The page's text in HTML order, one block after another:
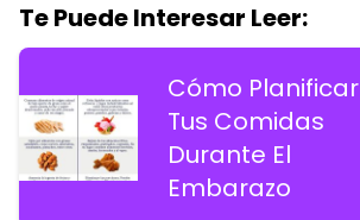
Te Puede Interesar Leer:
Cómo Planificar
Tus Comidas
Durante El
Embarazo